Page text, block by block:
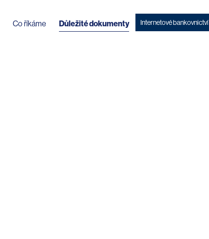
Co říkáme Důležité dokumenty Internetové bankovnictví